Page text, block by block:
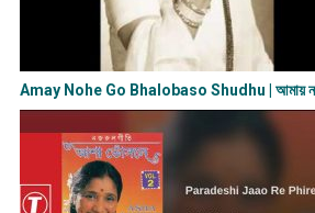
Amay Nohe Go Bhalobaso Shudhu | আমায়